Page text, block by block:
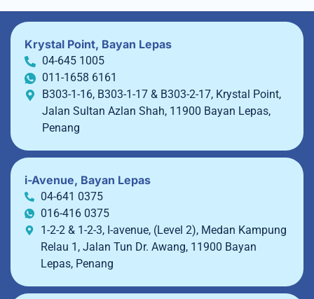
Krystal Point, Bayan Lepas
04-645 1005
011-1658 6161
B303-1-16, B303-1-17 & B303-2-17, Krystal Point,
Jalan Sultan Azlan Shah, 11900 Bayan Lepas,
Penang
i-Avenue, Bayan Lepas
04-641 0375
016-416 0375
1-2-2 & 1-2-3, I-avenue, (Level 2), Medan Kampung
Relau 1, Jalan Tun Dr. Awang, 11900 Bayan
Lepas, Penang